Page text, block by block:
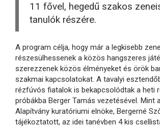
11 fővel, hegedű szakos
tanulók részére.
A program célja, hogy már a legkisebb
részesülhessenek a közös hangszeres
szerezzenek közös élményeket és örök
szakmai kapcsolatokat. A tavalyi
rézfúvós fiatalok is bekapcsolódtak a heti
próbákba Berger Tamás vezetésével. Mint
Alapítvány kuratóriumi elnöke, Bergerné
tájékoztatott, az idei tanévben 4 kis